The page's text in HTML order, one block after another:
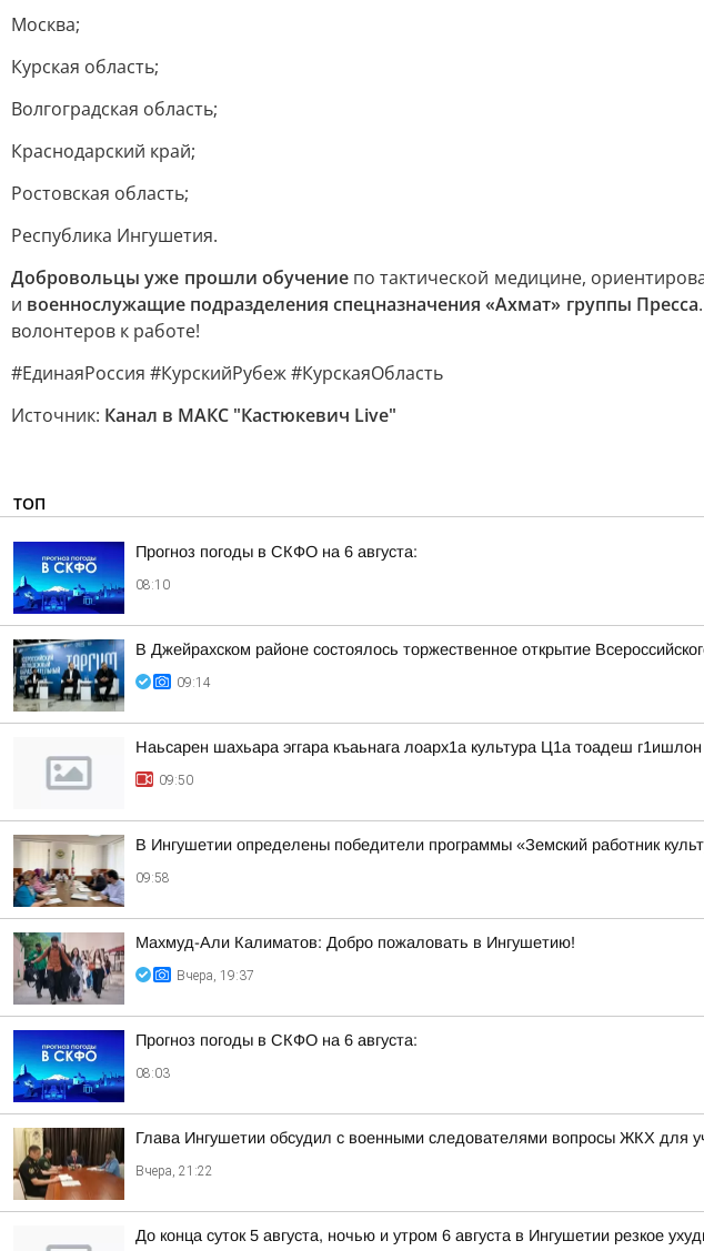
Москва;
Курская область;
Волгоградская область;
Краснодарский край;
Ростовская область;
Республика Ингушетия.
Добровольцы уже прошли обучениепо тактической медицине,
и военнослужащие подразделения спецназначения «Ахмат» группы Пресса
волонтеров к работе!
#ЕдинаяРоссия #КурскийРубеж #КурскаяОбласть
Источник: Канал в МАКС "Кастюкевич Live"
ТОП
Прогноз погоды в СКФО на 6 августа:
08:10
В Джейрахском районе состоялось торжественное открытие
09:14
Наьсарен шахьара эггара къаьнага лоарх1а культура Ц1а тоадеш
09:50
В Ингушетии определены победители программы «Земский работник
09:58
Махмуд-Али Калиматов: Добро пожаловать в Ингушетию!
Вчера, 19:37
Прогноз погоды в СКФО на 6 августа:
08:03
Глава Ингушетии обсудил с военными следователями вопросы ЖКХ для
Вчера, 21:22
До конца суток 5 августа, ночью и утром 6 августа в Ингушетии резкое